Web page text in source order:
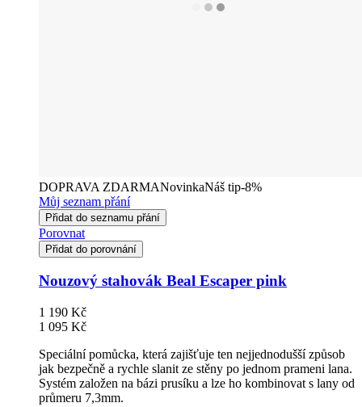
DOPRAVA ZDARMANovinkaNáš tip-8%
Můj seznam přání
Přidat do seznamu přání
Porovnat
Přidat do porovnání
Nouzový stahovák Beal Escaper pink
1 190 Kč
1 095 Kč
Speciální pomůcka, která zajišťuje ten nejjednodušší způsob
jak bezpečně a rychle slanit ze stěny po jednom prameni lana.
Systém založen na bázi prusíku a lze ho kombinovat s lany od
průmeru 7,3mm.